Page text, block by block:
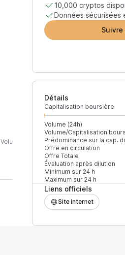
10,000 cryptos
Données sécurisées
Suivre
Détails
Capitalisation boursière
Volume (24h)
Volume/Capitalisation
Prédominance sur la cap.
Offre en circulation
Offre Totale
Évaluation après dilution
Minimum sur 24 h
Maximum sur 24 h
Liens officiels
Site internet
Volume (24h) % du volume
100 %